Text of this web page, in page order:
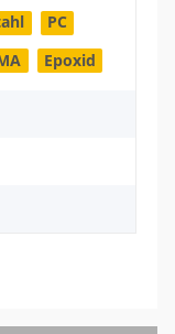
PC
Epoxid